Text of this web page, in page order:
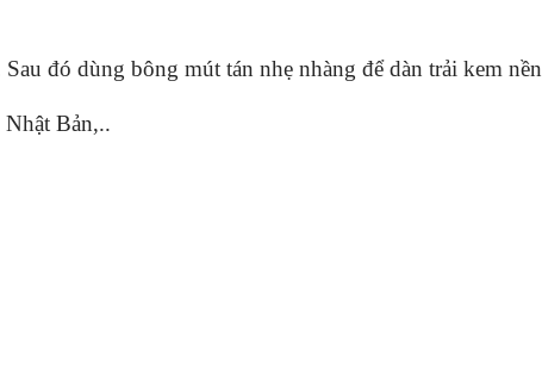
đó dùng bông mút tán nhẹ nhàng để dàn trải kem nền
Bản,..